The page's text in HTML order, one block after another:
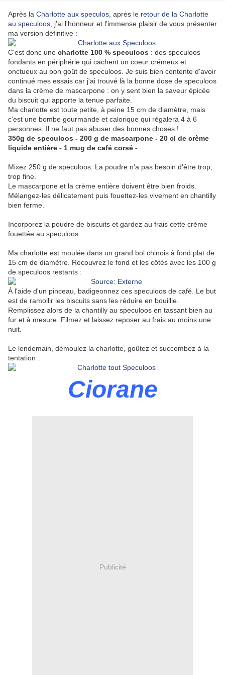
Après la Charlotte aux speculos , après le retour de la Charlotte
au speculoos , j'ai l'honneur et l'immense plaisir de vous présenter
ma version définitive :
C'est donc une charlotte 100 % speculoos : des speculoos
fondants en périphérie qui cachent un coeur crémeux et
onctueux au bon goût de speculoos. Je suis bien contente d'avoir
continué mes essais car j'ai trouvé là la bonne dose de speculoos
dans la crème de mascarpone : on y sent bien la saveur épicée
du biscuit qui apporte la tenue parfaite.
Ma charlotte est toute petite, à peine 15 cm de diamètre, mais
c'est une bombe gourmande et calorique qui régalera 4 à 6
personnes. Il ne faut pas abuser des bonnes choses !
350g de speculoos - 200 g de mascarpone - 20 cl de crème
liquide entière - 1 mug de café corsé -
Mixez 250 g de speculoos. La poudre n'a pas besoin d'être trop,
trop fine.
Le mascarpone et la crème entière doivent être bien froids.
Mélangez-les délicatement puis fouettez-les vivement en chantilly
bien ferme.
Incorporez la poudre de biscuits et gardez au frais cette crème
fouettée au speculoos.
Ma charlotte est moulée dans un grand bol chinois à fond plat de
15 cm de diamètre. Recouvrez le fond et les côtés avec les 100 g
de speculoos restants :
À l'aide d'un pinceau, badigeonnez ces speculoos de café. Le but
est de ramollir les biscuits sans les réduire en bouillie.
Remplissez alors de la chantilly au speculoos en tassant bien au
fur et à mesure. Filmez et laissez reposer au frais au moins une
nuit.
Le lendemain, démoulez la charlotte, goûtez et succombez à la
tentation :
Ciorane
Publicité